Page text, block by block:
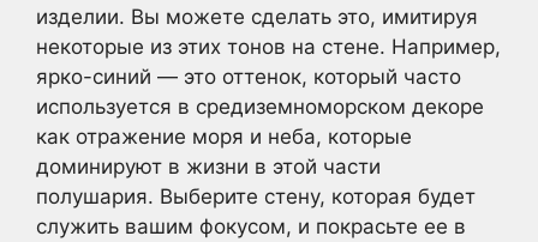
изделии. Вы можете сделать это, имитируя
некоторые из этих тонов на стене. Например,
ярко-синий — это оттенок, который часто
используется в средиземноморском декоре
как отражение моря и неба, которые
доминируют в жизни в этой части
полушария. Выберите стену, которая будет
служить вашим фокусом, и покрасьте ее в